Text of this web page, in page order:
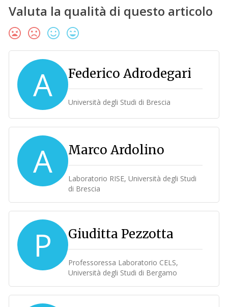
Valuta la qualità di questo articolo
A Federico Adrodegari
Università degli Studi di Brescia
A Marco Ardolino
Laboratorio RISE, Università degli Studi
di Brescia
P Giuditta Pezzotta
Professoressa Laboratorio CELS,
Università degli Studi di Bergamo